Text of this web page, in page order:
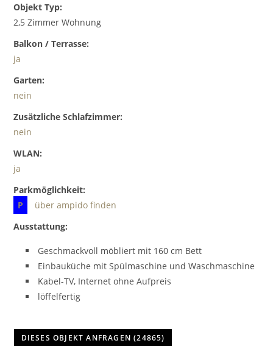
Objekt Typ:
2,5 Zimmer Wohnung
Balkon / Terrasse:
ja
Garten:
nein
Zusätzliche Schlafzimmer:
nein
WLAN:
ja
Parkmöglichkeit:
P
über ampido finden
Ausstattung:
Geschmackvoll möbliert mit 160 cm Bett
Einbauküche mit Spülmaschine und Waschmaschine
Kabel-TV, Internet ohne Aufpreis
löffelfertig